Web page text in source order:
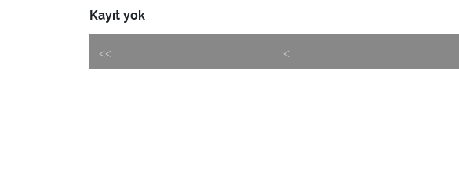
Kayıt yok
<< <